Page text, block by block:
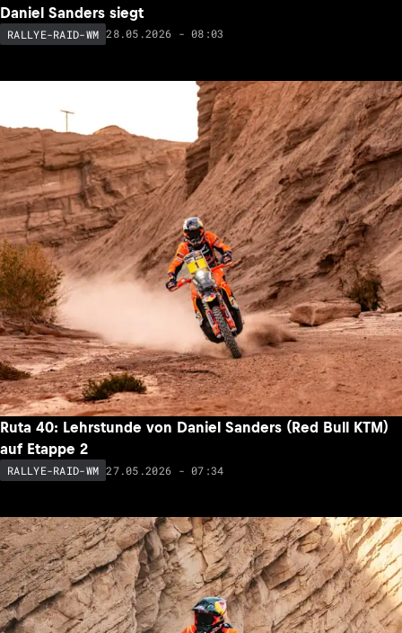
Daniel Sanders siegt
RALLYE-RAID-WM 28.05.2026 - 08:03
Ruta 40: Lehrstunde von Daniel Sanders (Red Bull KTM)
auf Etappe 2
RALLYE-RAID-WM 27.05.2026 - 07:34